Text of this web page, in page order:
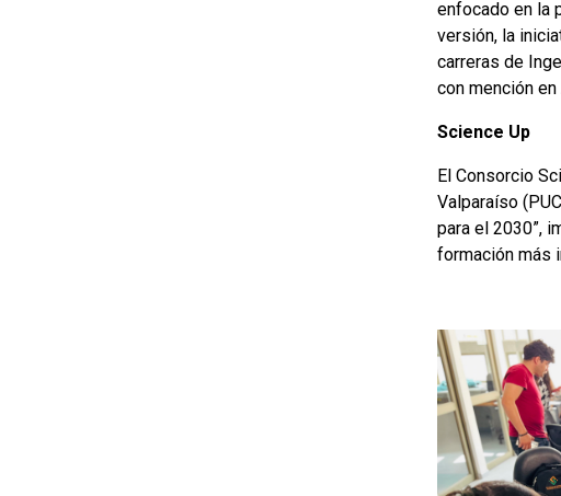
enfocado en la
versión, la
carreras de
con mención
Science Up
El Consorcio
Valparaíso
para el 2030”,
formación más